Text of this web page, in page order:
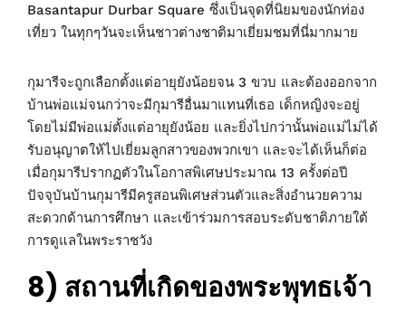
Basantapur Durbar Square ซึ่งเป็นจุดที่นิยมของนักท่อง
เที่ยว ในทุกๆวันจะเห็นชาวต่างชาติมาเยี่ยมชมที่นี่มากมาย
กุมารีจะถูกเลือกตั้งแต่อายุยังน้อยจน 3 ขวบ และต้องออกจาก
บ้านพ่อแม่จนกว่าจะมีกุมารีอื่นมาแทนที่เธอ เด็กหญิงจะอยู่
โดยไม่มีพ่อแม่ตั้งแต่อายุยังน้อย และยิ่งไปกว่านั้นพ่อแม่ไม่ได้
รับอนุญาตให้ไปเยี่ยมลูกสาวของพวกเขา และจะได้เห็นก็ต่อ
เมื่อกุมารีปรากฏตัวในโอกาสพิเศษประมาณ 13 ครั้งต่อปี
ปัจจุบันบ้านกุมารีมีครูสอนพิเศษส่วนตัวและสิ่งอำนวยความ
สะดวกด้านการศึกษา และเข้าร่วมการสอบระดับชาติภายใต้
การดูแลในพระราชวัง
8) สถานที่เกิดของพระพุทธเจ้า